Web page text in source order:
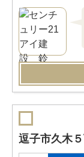
逗子市久木